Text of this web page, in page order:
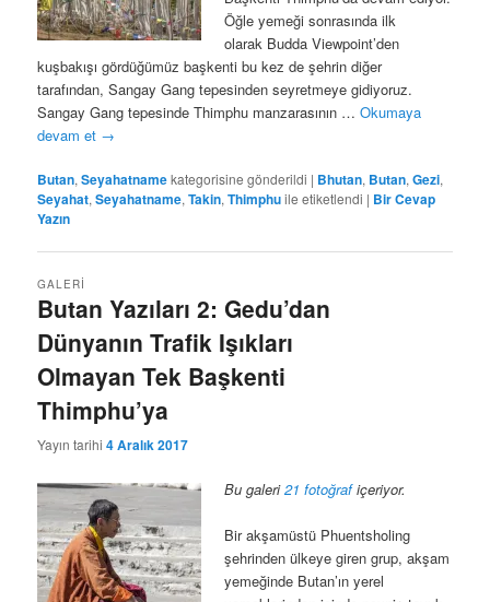
Öğle yemeği sonrasında ilk
olarak Budda Viewpoint’den
kuşbakışı gördüğümüz başkenti bu kez de şehrin diğer
tarafından, Sangay Gang tepesinden seyretmeye gidiyoruz.
Sangay Gang tepesinde Thimphu manzarasının …Okumaya
devam et →
Butan,Seyahatnamekategorisine gönderildi | Bhutan, Butan,Gezi,
Seyahat,Seyahatname,Takin,Thimphuile etiketlendi | Bir Cevap
Yazın
Butan Yazıları 2: Gedu’dan
Dünyanın Trafik Işıkları
Olmayan Tek Başkenti
Thimphu’ya
GALERI
Yayın tarihi4 Aralık 2017
Bu galeri21 fotoğrafiçeriyor.
Bir akşamüstü Phuentsholing
şehrinden ülkeye giren grup, akşam
yemeğinde Butan’ın yerel